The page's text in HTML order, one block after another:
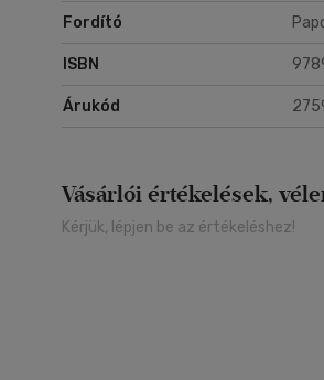
Fordító
ISBN
Árukód
Vásárlói értékelések,
Kérjük, lépjen be az értékeléshez!